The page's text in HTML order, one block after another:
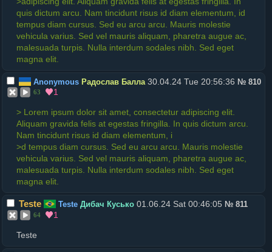
quis dictum arcu. Nam tincidunt risus id diam elementum, id
tempus diam cursus. Sed eu arcu arcu. Mauris molestie
vehicula varius. Sed vel mauris aliquam, pharetra augue ac,
malesuada turpis. Nulla interdum sodales nibh. Sed eget
magna elit.
Anonymous Радослав Балла 30.04.24 Tue 20:56:36 № 810
63 1
> Lorem ipsum dolor sit amet, consectetur adipiscing elit.
Aliquam gravida felis at egestas fringilla. In quis dictum arcu.
Nam tincidunt risus id diam elementum, i
>d tempus diam cursus. Sed eu arcu arcu. Mauris molestie
vehicula varius. Sed vel mauris aliquam, pharetra augue ac,
malesuada turpis. Nulla interdum sodales nibh. Sed eget
magna elit.
Teste Teste Дибач Кусько 01.06.24 Sat 00:46:05 № 811
64 1
Teste